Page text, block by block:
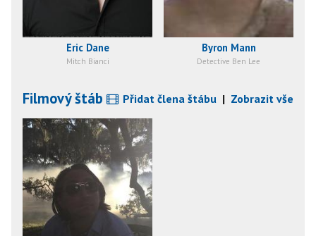
Eric Dane
Mitch Bianci
Byron Mann
Detective Ben Lee
Filmový štáb Přidat člena štábu | Zobrazit vše